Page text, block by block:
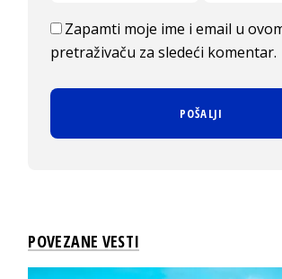
Zapamti moje ime i email u
pretraživaču za sledeći komentar.
POVEZANE VESTI